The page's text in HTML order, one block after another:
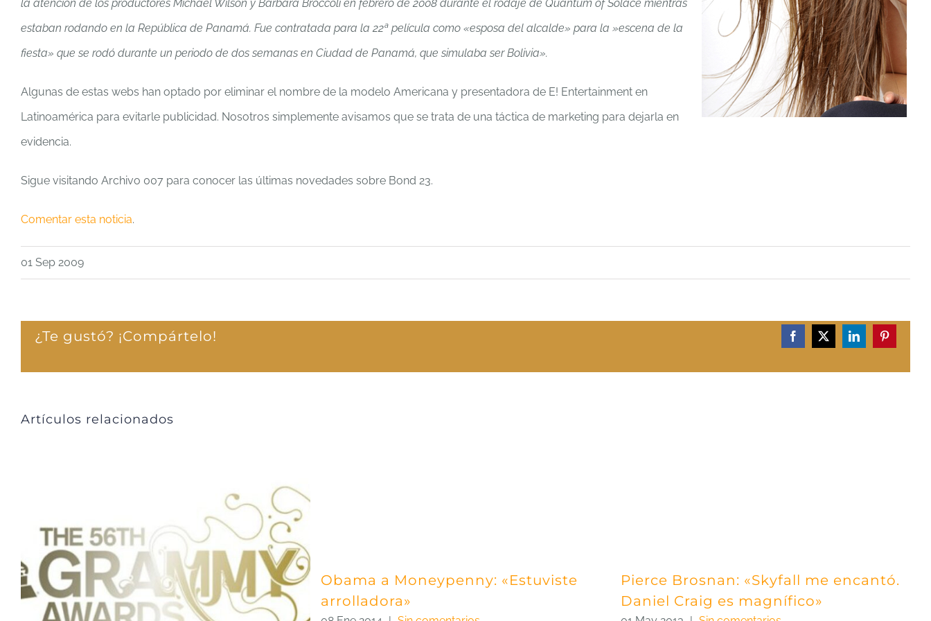
la atención de los productores Michael Wilson y Barbara Broccoli en febrero de 2008 durante el rodaje de Quantum of Solace mientras
estaban rodando en la República de Panamá. Fue contratada para la 22ª película como «esposa del alcalde» para la »escena de la
fiesta» que se rodó durante un periodo de dos semanas en Ciudad de Panamá, que simulaba ser Bolivia».
Algunas de estas webs han optado por eliminar el nombre de la modelo Americana y presentadora de E! Entertainment en
Latinoamérica para evitarle publicidad. Nosotros simplemente avisamos que se trata de una táctica de marketing para dejarla en
evidencia.
Sigue visitando Archivo 007 para conocer las últimas novedades sobre Bond 23.
Comentar esta noticia.
01 Sep 2009
¿Te gustó? ¡Compártelo! Facebook
X LinkedInPinterest
Artículos relacionados
Obama a Moneypenny: «Estuviste
arrolladora»
Pierce Brosnan: «Skyfall me encantó.
Daniel Craig es magnífico»